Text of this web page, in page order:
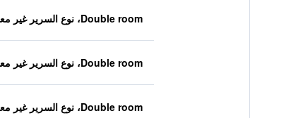
Double room، نوع السرير غير معروف
Double room، نوع السرير غير معروف
Double room، نوع السرير غير معروف